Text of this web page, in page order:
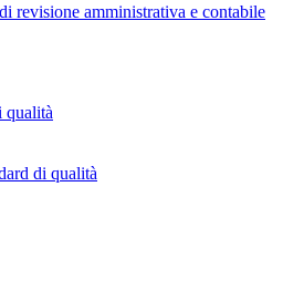
revisione amministrativa e contabile
qualità
di qualità